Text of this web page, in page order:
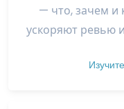
— что, зачем и
ускоряют ревью